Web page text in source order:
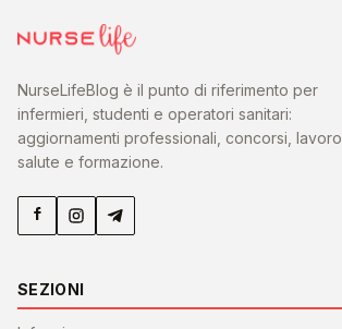
NurseLifeBlog è il punto di riferimento per
infermieri, studenti e operatori sanitari:
aggiornamenti professionali, concorsi, lavoro,
salute e formazione.
SEZIONI